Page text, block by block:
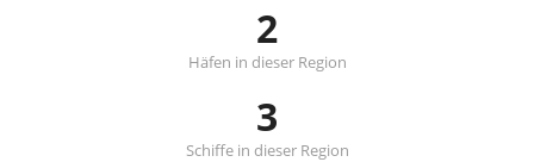
2
Häfen in dieser Region
3
Schiffe in dieser Region